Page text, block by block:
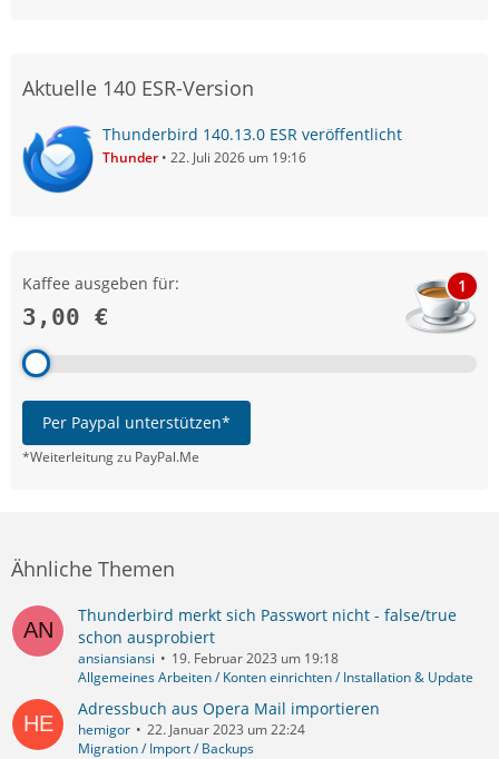
Aktuelle 140 ESR-Version
Thunderbird 140.13.0 ESR veröffentlicht
Thunder 22. Juli 2026 um 19:16
Kaffee ausgeben für:
3,00 €
1
Per Paypal unterstützen*
*Weiterleitung zu PayPal.Me
Ähnliche Themen
Thunderbird merkt sich Passwort nicht - false/true
schon ausprobiert
ansiansiansi
19. Februar 2023 um 19:18
Allgemeines Arbeiten / Konten einrichten / Installation & Update
Adressbuch aus Opera Mail importieren
hemigor
22. Januar 2023 um 22:24
Migration / Import / Backups